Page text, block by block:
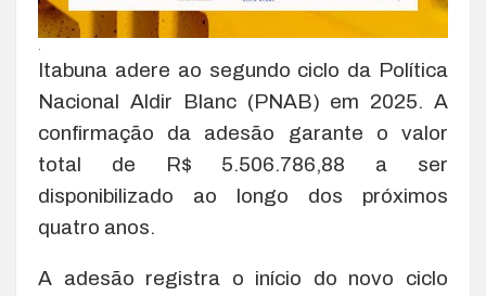
Itabuna adere ao segundo ciclo da Política
Nacional Aldir Blanc (PNAB) em 2025. A
confirmação da adesão garante o valor
total de R$ 5.506.786,88 a ser
disponibilizado ao longo dos próximos
quatro anos.
A adesão registra o início do novo ciclo